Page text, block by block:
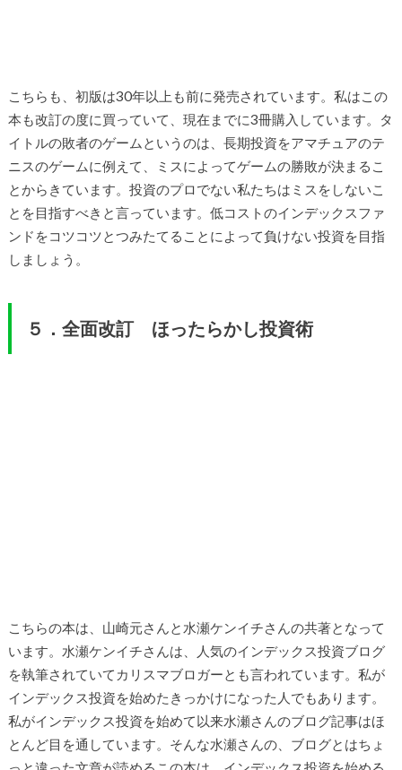
こちらも、初版は30年以上も前に発売されています。私はこの
本も改訂の度に買っていて、現在までに3冊購入しています。タ
イトルの敗者のゲームというのは、長期投資をアマチュアのテ
ニスのゲームに例えて、ミスによってゲームの勝敗が決まるこ
とからきています。投資のプロでない私たちはミスをしないこ
とを目指すべきと言っています。低コストのインデックスファ
ンドをコツコツとつみたてることによって負けない投資を目指
しましょう。
５．全面改訂 ほったらかし投資術
こちらの本は、山崎元さんと水瀬ケンイチさんの共著となって
います。水瀬ケンイチさんは、人気のインデックス投資ブログ
を執筆されていてカリスマブロガーとも言われています。私が
インデックス投資を始めたきっかけになった人でもあります。
私がインデックス投資を始めて以来水瀬さんのブログ記事はほ
とんど目を通しています。そんな水瀬さんの、ブログとはちょ